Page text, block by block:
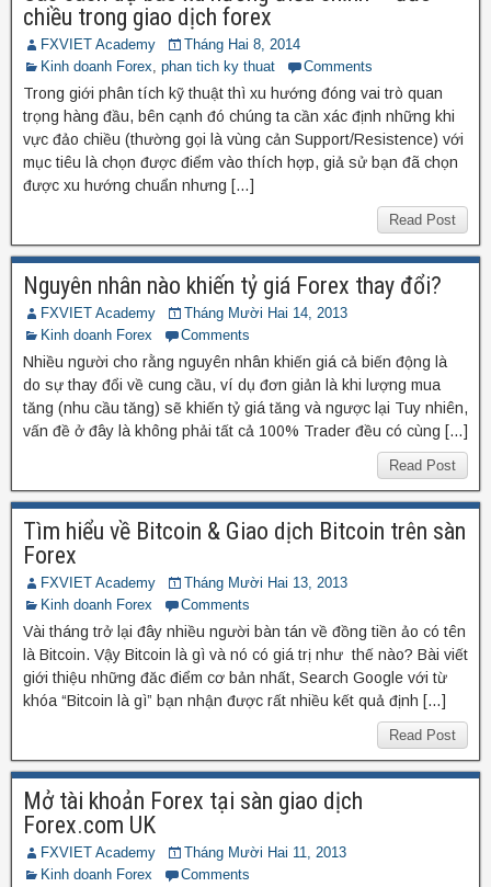
chiều trong giao dịch forex
FXVIET Academy
Tháng Hai 8, 2014
Kinh doanh Forex phan tich ky thuat Comments
Trong giới phân tích kỹ thuật thì xu hướng đóng vai trò quan
trọng hàng đầu, bên cạnh đó chúng ta cần xác định những khi
vực đảo chiều (thường gọi là vùng cản Support/Resistence) với
mục tiêu là chọn được điểm vào thích hợp, giả sử bạn đã chọn
được xu hướng chuẩn nhưng […]
Read Post
Nguyên nhân nào khiến tỷ giá Forex thay đổi?
FXVIET Academy
Tháng Mười Hai 14, 2013
Kinh doanh Forex
Comments
Nhiều người cho rằng nguyên nhân khiến giá cả biến động là
do sự thay đổi về cung cầu, ví dụ đơn giản là khi lượng mua
tăng (nhu cầu tăng) sẽ khiến tỷ giá tăng và ngược lại Tuy nhiên,
vấn đề ở đây là không phải tất cả 100% Trader đều có cùng […]
Read Post
Tìm hiểu về Bitcoin & Giao dịch Bitcoin trên sàn
Forex
FXVIET Academy
Tháng Mười Hai 13, 2013
Kinh doanh Forex
Comments
Vài tháng trở lại đây nhiều người bàn tán về đồng tiền ảo có tên
là Bitcoin. Vậy Bitcoin là gì và nó có giá trị như thế nào? Bài viết
giới thiệu những đăc điểm cơ bản nhất, Search Google với từ
khóa “Bitcoin là gì” bạn nhận được rất nhiều kết quả định […]
Read Post
Mở tài khoản Forex tại sàn giao dịch
Forex.com UK
FXVIET Academy
Tháng Mười Hai 11, 2013
Kinh doanh Forex
Comments